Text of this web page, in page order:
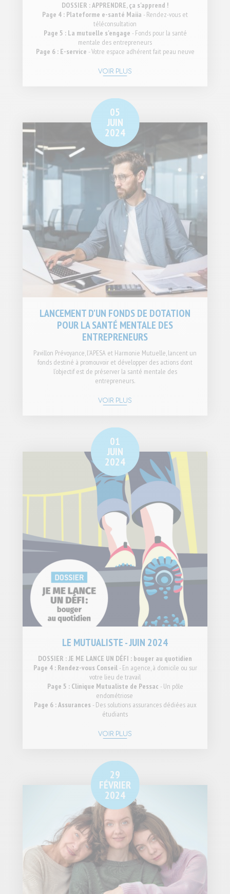
DOSSIER : APPRENDRE, ça s'apprend !
Page 4 : Plateforme e-santé Maiia - Rendez-vous et
téléconsultation
Page 5 : La mutuelle s'engage - Fonds pour la santé
mentale des entrepreneurs
Page 6 : E-service - Votre espace adhérent fait peau neuve
VOIR PLUS
05
JUIN
2024
LANCEMENT D'UN FONDS DE DOTATION
POUR LA SANTÉ MENTALE DES
ENTREPRENEURS
Pavillon Prévoyance, l'APESA et Harmonie Mutuelle, lancent un
fonds destiné à promouvoir et développer des actions dont
l’objectif est de préserver la santé mentale des
entrepreneurs.
VOIR PLUS
01
JUIN
2024
LE MUTUALISTE - JUIN 2024
DOSSIER : JE ME LANCE UN DÉFI : bouger au quotidien
Page 4 : Rendez-vous Conseil - En agence, à domicile ou sur
votre lieu de travail
Page 5 : Clinique Mutualiste de Pessac - Un pôle
endométriose
Page 6 : Assurances- Des solutions assurances dédiées aux
étudiants
VOIR PLUS
29
FÉVRIER
2024